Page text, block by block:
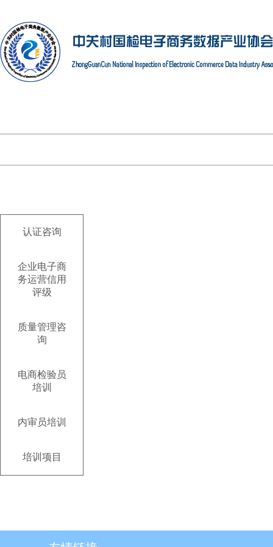
认证咨询
企业电子商
务运营信用
评级
质量管理咨
询
电商检验员
培训
内审员培训
培训项目